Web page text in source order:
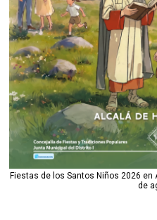
Fiestas de los Santos Niños 2026 en
de